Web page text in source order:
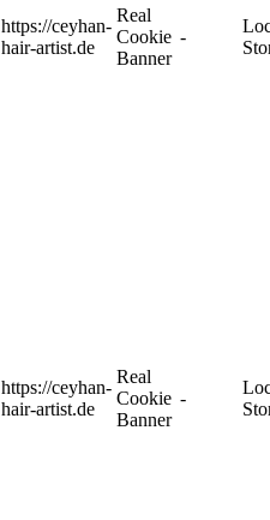
https://ceyhan-
hair-artist.de
Real
Cookie
Banner
-
https://ceyhan-
hair-artist.de
Real
Cookie
Banner
-